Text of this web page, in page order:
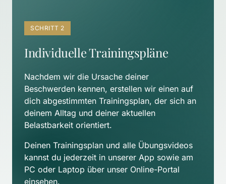
SCHRITT 2
Individuelle Trainingspläne
Nachdem wir die Ursache deiner
Beschwerden kennen, erstellen wir einen auf
dich abgestimmten Trainingsplan, der sich an
deinem Alltag und deiner aktuellen
Belastbarkeit orientiert.
Deinen Trainingsplan und alle Übungsvideos
kannst du jederzeit in unserer App sowie am
PC oder Laptop über unser Online-Portal
einsehen.